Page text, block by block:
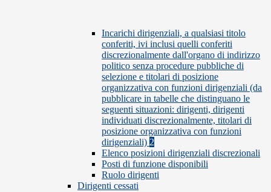
Incarichi dirigenziali, a qualsiasi titolo
conferiti, ivi inclusi quelli conferiti
discrezionalmente dall'organo di indirizzo
politico senza procedure pubbliche di
selezione e titolari di posizione
organizzativa con funzioni dirigenziali (da
pubblicare in tabelle che distinguano le
seguenti situazioni: dirigenti, dirigenti
individuati discrezionalmente, titolari di
posizione organizzativa con funzioni
dirigenziali) 2
Elenco posizioni dirigenziali discrezionali
Posti di funzione disponibili
Ruolo dirigenti
Dirigenti cessati